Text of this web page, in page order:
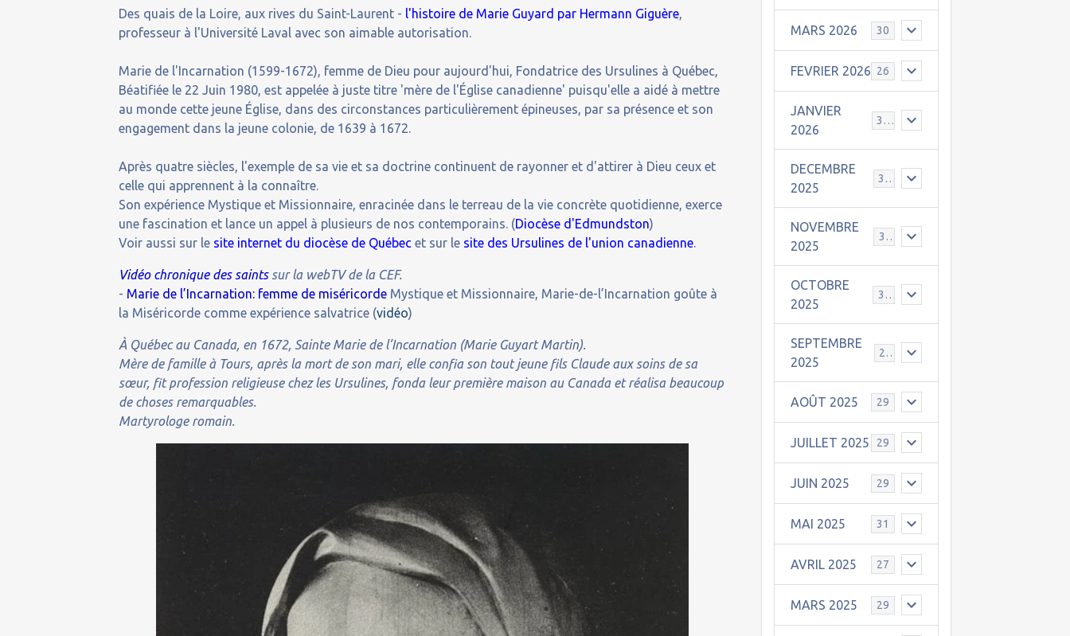
Des quais de la Loire, aux rives du Saint-Laurent - l'histoire de Marie Guyard par Hermann Giguère,
professeur à l'Université Laval avec son aimable autorisation.
Marie de l'Incarnation (1599-1672), femme de Dieu pour aujourd'hui, Fondatrice des Ursulines à Québec,
Béatifiée le 22 Juin 1980, est appelée à juste titre 'mère de l'Église canadienne' puisqu'elle a aidé à mettre
au monde cette jeune Église, dans des circonstances particulièrement épineuses, par sa présence et son
engagement dans la jeune colonie, de 1639 à 1672.
Après quatre siècles, l'exemple de sa vie et sa doctrine continuent de rayonner et d'attirer à Dieu ceux et
celle qui apprennent à la connaître.
Son expérience Mystique et Missionnaire, enracinée dans le terreau de la vie concrète quotidienne, exerce
une fascination et lance un appel à plusieurs de nos contemporains. (Diocèse d'Edmundston)
Voir aussi sur le site internet du diocèse de Québec et sur le site des Ursulines de l'union canadienne.
Vidéo chronique des saints sur la webTV de la CEF.
- Marie de l’Incarnation: femme de miséricorde Mystique et Missionnaire, Marie-de-l’Incarnation goûte à
la Miséricorde comme expérience salvatrice (vidéo)
À Québec au Canada, en 1672, Sainte Marie de l’Incarnation (Marie Guyart Martin).
Mère de famille à Tours, après la mort de son mari, elle confia son tout jeune fils Claude aux soins de sa
sœur, fit profession religieuse chez les Ursulines, fonda leur première maison au Canada et réalisa beaucoup
de choses remarquables.
Martyrologe romain.
MARS 2026 30
FEVRIER 2026 26
JANVIER
2026
31
DECEMBRE
2025
30
NOVEMBRE
2025
30
OCTOBRE
2025
31
SEPTEMBRE
2025
25
AOÛT 2025 29
JUILLET 2025 29
JUIN 2025 29
MAI 2025 31
AVRIL 2025 27
MARS 2025 29